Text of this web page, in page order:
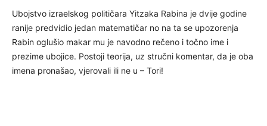
Ubojstvo izraelskog političara Yitzaka Rabina je dvije godine
ranije predvidio jedan matematičar no na ta se upozorenja
Rabin oglušio makar mu je navodno rečeno i točno ime i
prezime ubojice. Postoji teorija, uz stručni komentar, da je oba
imena pronašao, vjerovali ili ne u – Tori!